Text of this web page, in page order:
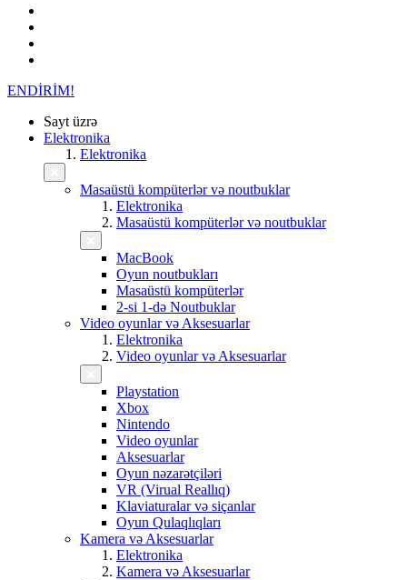
ENDİRİM!
Sayt üzrə
Elektronika
Elektronika
Masaüstü kompüterlər və noutbuklar
Elektronika
Masaüstü kompüterlər və noutbuklar
MacBook
Oyun noutbukları
Masaüstü kompüterlər
2-si 1-də Noutbuklar
Video oyunlar və Aksesuarlar
Elektronika
Video oyunlar və Aksesuarlar
Playstation
Xbox
Nintendo
Video oyunlar
Aksesuarlar
Oyun nəzarətçiləri
VR (Virual Reallıq)
Klaviaturalar və siçanlar
Oyun Qulaqlıqları
Kamera və Aksesuarlar
Elektronika
Kamera və Aksesuarlar